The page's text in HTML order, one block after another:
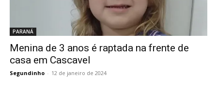
PARANÁ
Menina de 3 anos é raptada na frente de
casa em Cascavel
Segundinho - 12 de janeiro de 2024